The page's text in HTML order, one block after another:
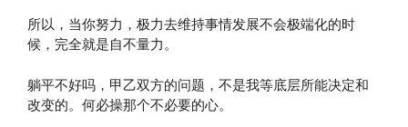
所以，当你努力，极力去维持事情发展不会极端化的时
候，完全就是自不量力。
躺平不好吗，甲乙双方的问题，不是我等底层所能决定和
改变的。何必操那个不必要的心。